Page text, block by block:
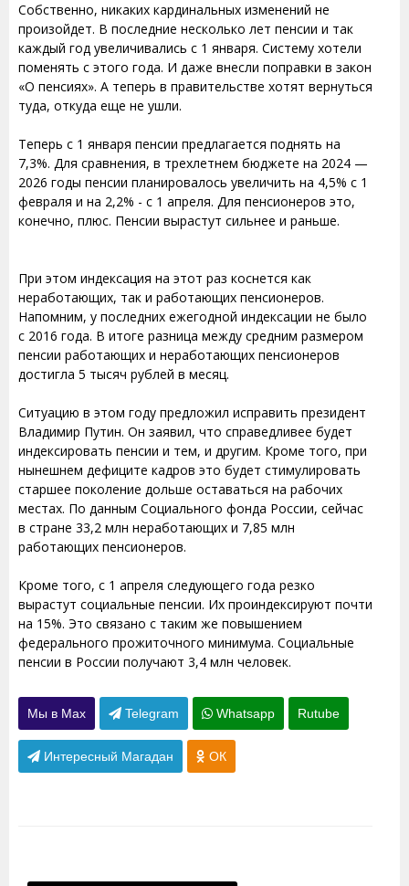
Собственно, никаких кардинальных изменений не
произойдет. В последние несколько лет пенсии и так
каждый год увеличивались с 1 января. Систему хотели
поменять с этого года. И даже внесли поправки в закон
«О пенсиях». А теперь в правительстве хотят вернуться
туда, откуда еще не ушли.
Теперь с 1 января пенсии предлагается поднять на
7,3%. Для сравнения, в трехлетнем бюджете на 2024 —
2026 годы пенсии планировалось увеличить на 4,5% с 1
февраля и на 2,2% - с 1 апреля. Для пенсионеров это,
конечно, плюс. Пенсии вырастут сильнее и раньше.
При этом индексация на этот раз коснется как
неработающих, так и работающих пенсионеров.
Напомним, у последних ежегодной индексации не было
с 2016 года. В итоге разница между средним размером
пенсии работающих и неработающих пенсионеров
достигла 5 тысяч рублей в месяц.
Ситуацию в этом году предложил исправить президент
Владимир Путин. Он заявил, что справедливее будет
индексировать пенсии и тем, и другим. Кроме того, при
нынешнем дефиците кадров это будет стимулировать
старшее поколение дольше оставаться на рабочих
местах. По данным Социального фонда России, сейчас
в стране 33,2 млн неработающих и 7,85 млн
работающих пенсионеров.
Кроме того, с 1 апреля следующего года резко
вырастут социальные пенсии. Их проиндексируют почти
на 15%. Это связано с таким же повышением
федерального прожиточного минимума. Социальные
пенсии в России получают 3,4 млн человек.
Мы в Max Telegram Whatsapp Rutube
Интересный Магадан ОК